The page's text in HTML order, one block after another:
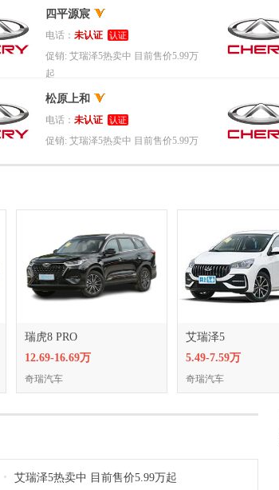
四平源宸
电话： 未认证 认证
促销: 艾瑞泽5热卖中 目前售价5.99万
起
松原上和
电话： 未认证 认证
促销: 艾瑞泽5热卖中 目前售价5.99万
瑞虎8 PRO
12.69-16.69万
奇瑞汽车
艾瑞泽5
5.49-7.59万
奇瑞汽车
艾瑞泽5热卖中 目前售价5.99万起